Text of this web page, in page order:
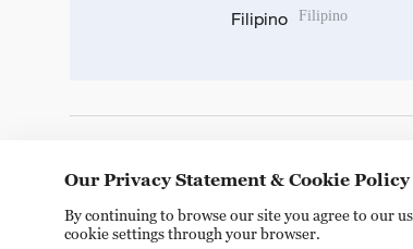
Filipino Filipino
Our Privacy Statement & Cookie Policy
By continuing to browse our site you agree to our
cookie settings through your browser.